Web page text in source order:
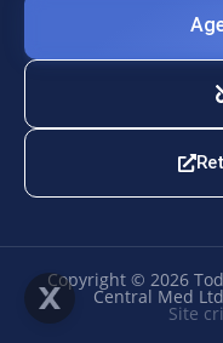
Copyright © 2026
Central Med
Site